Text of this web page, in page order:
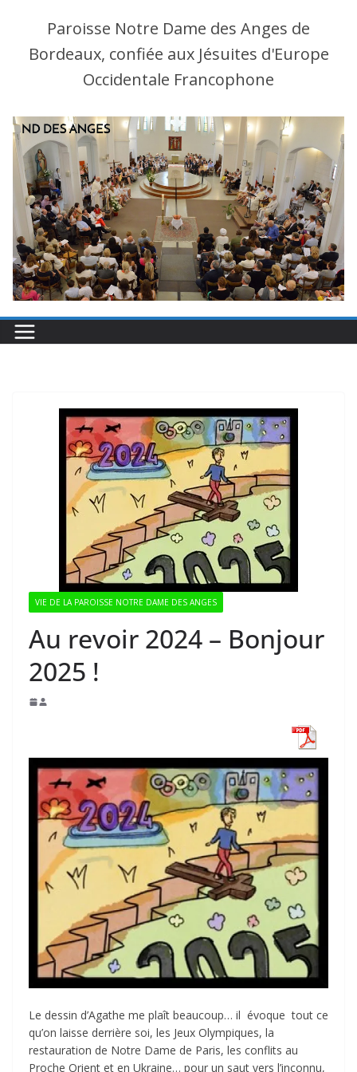
Paroisse Notre Dame des Anges de
Bordeaux, confiée aux Jésuites d'Europe
Occidentale Francophone
VIE DE LA PAROISSE NOTRE DAME DES ANGES
Au revoir 2024 – Bonjour
2025 !
Le dessin d’Agathe me plaît beaucoup… il évoque tout ce
qu’on laisse derrière soi, les Jeux Olympiques, la
restauration de Notre Dame de Paris, les conflits au
Proche Orient et en Ukraine… pour un saut vers l’inconnu,